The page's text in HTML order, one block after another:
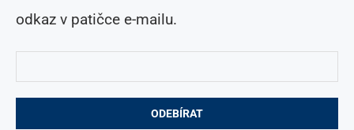
odkaz v patičce e-mailu.